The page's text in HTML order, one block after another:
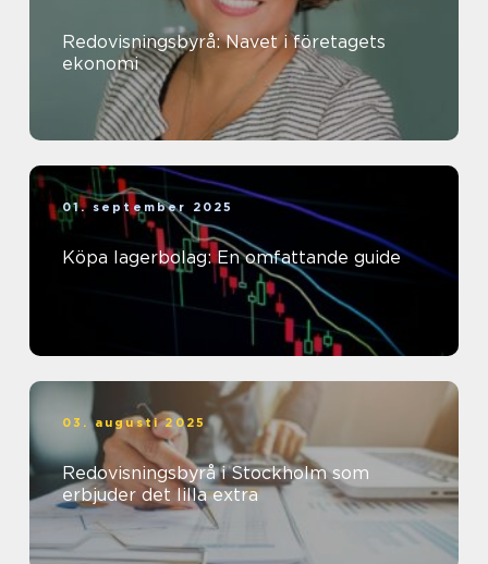
Redovisningsbyrå: Navet i företagets
ekonomi
01. september 2025
Köpa lagerbolag: En omfattande guide
03. augusti 2025
Redovisningsbyrå i Stockholm som
erbjuder det lilla extra